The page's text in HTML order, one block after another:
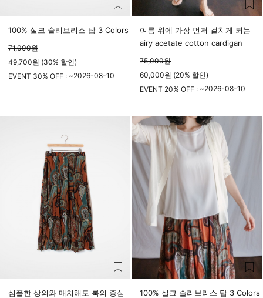
100% 실크 슬리브리스 탑 3 Colors
71,000원
49,700원 (30% 할인)
EVENT 30% OFF : ~2026-08-10
여름 위에 가장 먼저 걸치게 되는
airy acetate cotton cardigan
75,000원
60,000원 (20% 할인)
EVENT 20% OFF : ~2026-08-10
심플한 상의와 매치해도 룩의 중심
100% 실크 슬리브리스 탑 3 Colors